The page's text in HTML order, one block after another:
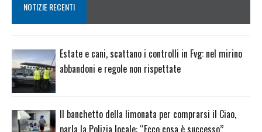
NOTIZIE RECENTI
Estate e cani, scattano i controlli in Fvg: nel mirino
abbandoni e regole non rispettate
Il banchetto della limonata per comprarsi il Ciao,
parla la Polizia locale: “Ecco cosa è successo”